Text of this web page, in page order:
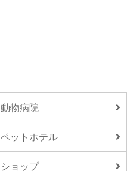
動物病院
ペットホテル
ショップ